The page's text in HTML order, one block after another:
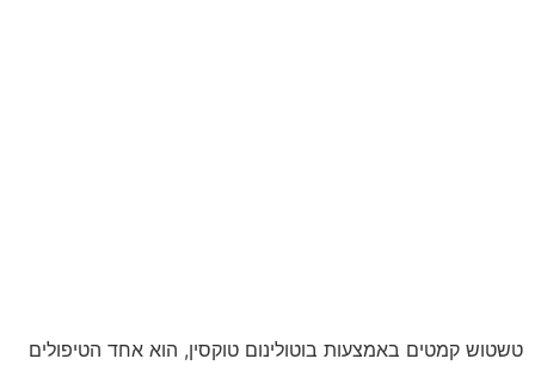
טשטוש קמטים באמצעות בוטולינום טוקסין, הוא אחד הטיפולים